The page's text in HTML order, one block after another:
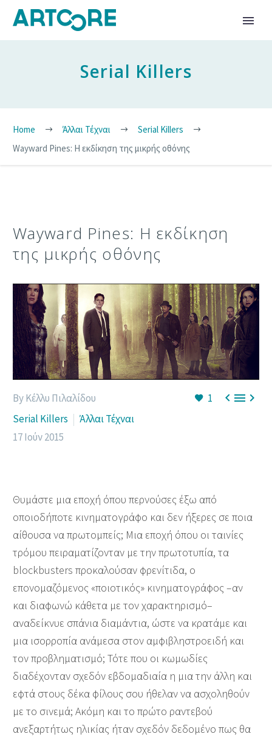
Serial Killers
Home Άλλαι Τέχναι
Serial Killers
Wayward Pines: Η εκδίκηση της μικρής οθόνης
Wayward Pines: Η εκδίκηση
της μικρής οθόνης
1 
By Κέλλυ Πιλαλίδου
Serial Killers
Άλλαι Τέχναι
17 Ιούν 2015
Θυμάστε μια εποχή όπου περνούσες έξω από
οποιοδήποτε κινηματογράφο και δεν ήξερες σε ποια
αίθουσα να πρωτομπείς; Μια εποχή όπου οι ταινίες
τρόμου πειραματίζονταν με την πρωτοτυπία, τα
blockbusters προκαλούσαν φρενίτιδα, ο
επονομαζόμενος «ποιοτικός» κινηματογράφος –αν
και διαφωνώ κάθετα με τον χαρακτηρισμό–
αναδείκνυε σπάνια διαμάντια, ώστε να κρατάμε και
μια ισορροπία ανάμεσα στον αμφιβληστροειδή και
τον προβληματισμό; Τότε που οι κωμωδίες
διαδέχονταν σχεδόν εβδομαδιαία η μια την άλλη και
εφτά στους δέκα φίλους σου ήθελαν να ασχοληθούν
με το σινεμά; Ακόμη και το πρώτο ραντεβού
ανεξαρτήτως ηλικίας ήταν σχεδόν δεδομένο πως θα